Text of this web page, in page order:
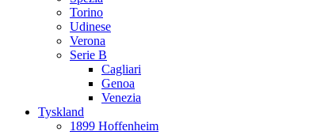
Torino
Udinese
Verona
Serie B
Cagliari
Genoa
Venezia
Tyskland
1899 Hoffenheim